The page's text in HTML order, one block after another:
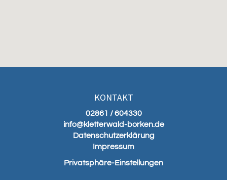
KONTAKT
02861 / 604330
info@kletterwald-borken.de
Datenschutzerklärung
Impressum
Privatsphäre-Einstellungen